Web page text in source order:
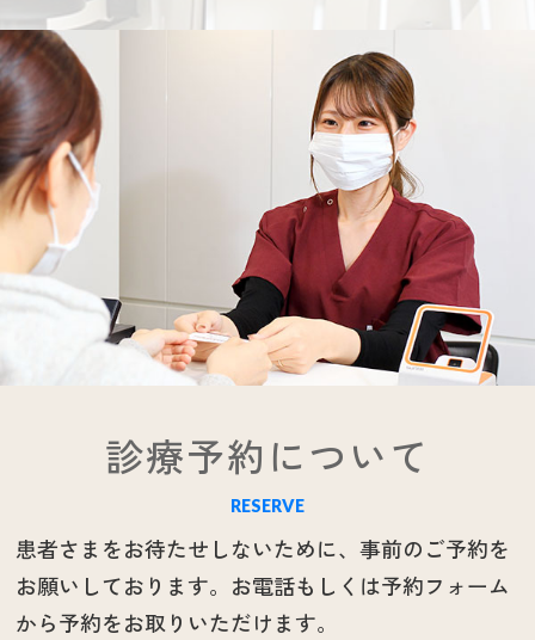
診療予約について
RESERVE
患者さまをお待たせしないために、事前のご予約を
お願いしております。お電話もしくは予約フォーム
から予約をお取りいただけます。